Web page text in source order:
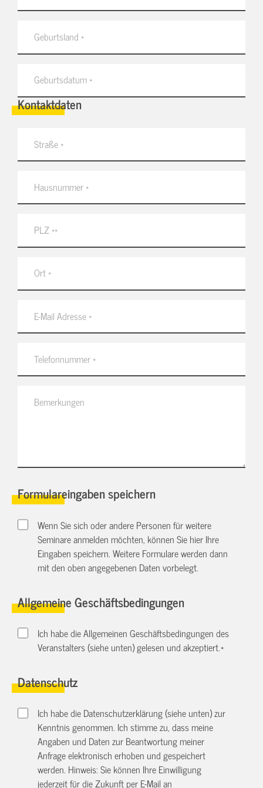
Kontaktdaten
Formulareingaben speichern
Wenn Sie sich oder andere Personen für weitere
Seminare anmelden möchten, können Sie hier Ihre
Eingaben speichern. Weitere Formulare werden dann
mit den oben angegebenen Daten vorbelegt.
Allgemeine Geschäftsbedingungen
Ich habe die Allgemeinen Geschäftsbedingungen des
Veranstalters (siehe unten) gelesen und akzeptiert.*
Datenschutz
Ich habe die Datenschutzerklärung (siehe unten) zur
Kenntnis genommen. Ich stimme zu, dass meine
Angaben und Daten zur Beantwortung meiner
Anfrage elektronisch erhoben und gespeichert
werden. Hinweis: Sie können Ihre Einwilligung
jederzeit für die Zukunft per E-Mail an